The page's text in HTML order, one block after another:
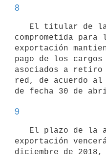
8
comprometida
exportación
pago de los
asociados a retiro
red, de acuerdo al
9
exportación